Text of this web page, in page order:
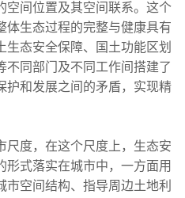
空间位置及其空间联系。这个
体生态过程的完整与健康具有
态安全保障、国土功能区划
不同部门及不同工作间搭建了
护和发展之间的矛盾，实现精
度，在这个尺度上，生态安
式落实在城市中，一方面用
空间结构、指导周边土地利